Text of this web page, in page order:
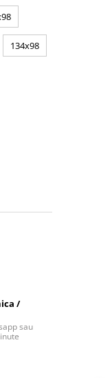
134x98
/
sau